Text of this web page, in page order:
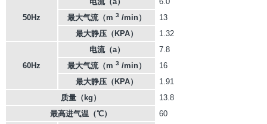
50Hz
最大气流（m 3 /min）
13
最大静压（KPA）
1.32
60Hz
电流（a）
7.8
最大气流（m 3 /min）
16
最大静压（KPA）
1.91
质量（kg）
13.8
最高进气温（℃）
60